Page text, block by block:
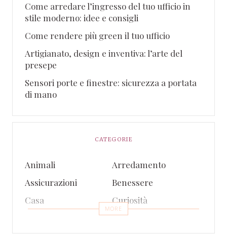
Come arredare l’ingresso del tuo ufficio in
stile moderno: idee e consigli
Come rendere più green il tuo ufficio
Artigianato, design e inventiva: l’arte del
presepe
Sensori porte e finestre: sicurezza a portata
di mano
CATEGORIE
Animali
Arredamento
Assicurazioni
Benessere
Casa
Curiosità
Finanza
MORE